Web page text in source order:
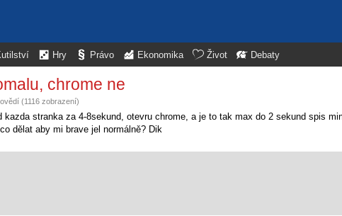
Hry Právo Ekonomika Život Debaty
chrome ne
(1116 zobrazení)
stranka za 4-8sekund, otevru chrome, a je to tak max do 2 sekund spis
dělat aby mi brave jel normálně? Dik